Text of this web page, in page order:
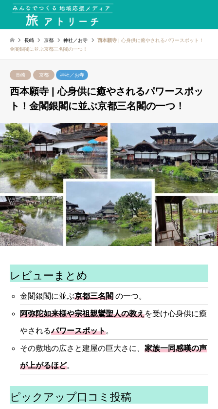
長崎 京都 神社／お寺 西本願寺 | 心身供に癒やされるパワースポット！
金閣銀閣に並ぶ京都三名閣の一つ！
長崎 京都 神社／お寺
西本願寺 | 心身供に癒やされるパワースポッ
ト！金閣銀閣に並ぶ京都三名閣の一つ！
レビューまとめ
金閣銀閣に並ぶ京都三名閣 の一つ。
阿弥陀如来様や宗祖親鸞聖人の教えを受け心身供に癒
やされるパワースポット。
その敷地の広さと建屋の巨大さに、 家族一同感嘆の声
が上がるほど。
ピックアップ口コミ投稿